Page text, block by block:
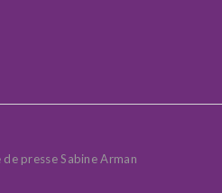
presse Sabine Arman